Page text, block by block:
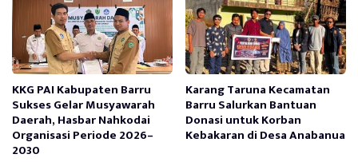
KKG PAI Kabupaten Barru
Sukses Gelar Musyawarah
Daerah, Hasbar Nahkodai
Organisasi Periode 2026–
2030
Karang Taruna Kecamatan
Barru Salurkan Bantuan
Donasi untuk Korban
Kebakaran di Desa Anabanua